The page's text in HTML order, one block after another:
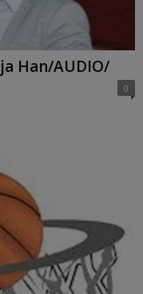
Han/AUDIO/
0